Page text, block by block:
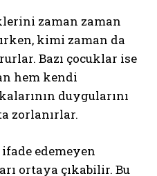
zaman zaman
kimi zaman da
Bazı çocuklar ise
hem kendi
duygularını
zorlanırlar.
edemeyen
ortaya çıkabilir. Bu